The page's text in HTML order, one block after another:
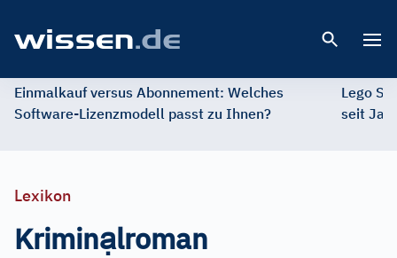
Einmalkauf versus Abonnement: Welches
Software-Lizenzmodell passt zu Ihnen?
Lego
seit
Lexikon
Kriminạlroman